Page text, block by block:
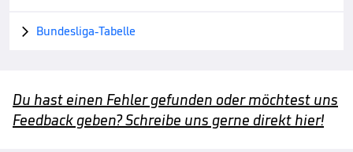
 Bundesliga-Tabelle
Du hast einen Fehler gefunden oder möchtest uns
Feedback geben? Schreibe uns gerne direkt hier!